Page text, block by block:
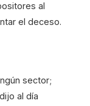
al
el deceso.
sector;
al día